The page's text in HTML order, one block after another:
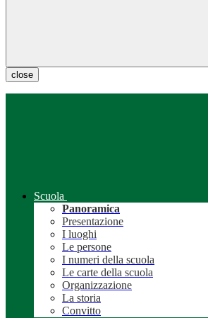
close
Scuola
Panoramica
Presentazione
I luoghi
Le persone
I numeri della scuola
Le carte della scuola
Organizzazione
La storia
Convitto